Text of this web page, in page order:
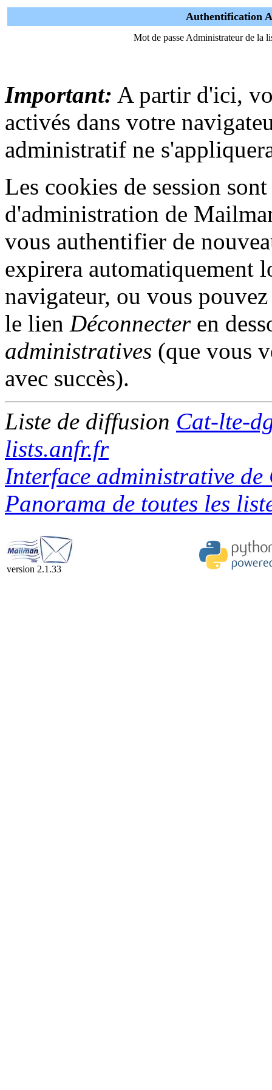
Authentification
Mot de passe Administrateur de la
Important: A partir d'ici,
activés dans votre
administratif ne
Les cookies de session
d'administration de
vous authentifier de
expirera automatiquement
navigateur, ou vous
le lien Déconnecteren
administratives (que vous
avec succès).
Liste de diffusion Cat-lte-
lists.anfr.fr
Interface administrative
Panorama de toutes les
version 2.1.33